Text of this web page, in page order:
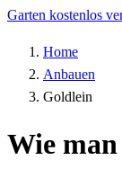
Garten kostenlos
Home
Anbauen
Goldlein
Wie